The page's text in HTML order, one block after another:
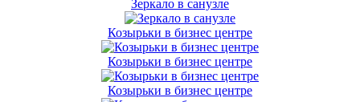
Зеркало в санузле
Козырьки в бизнес центре
Козырьки в бизнес центре
Козырьки в бизнес центре